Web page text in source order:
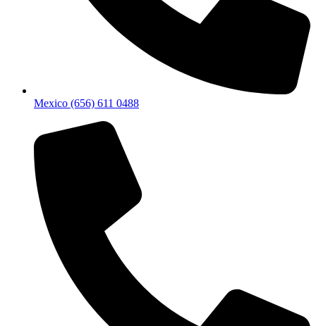
Mexico (656) 611 0488